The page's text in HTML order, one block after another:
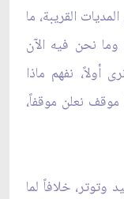
القريبة، ما
نحن فيه الآن
أولاً، نفهم ماذا
موقف نعلن موقفاً،
خلافاً لما